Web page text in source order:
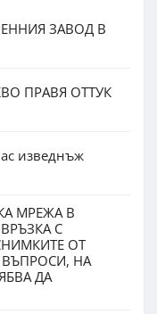
ЗАВОД В
ПРАВЯ ОТТУК
изведнъж
МРЕЖА В
С
ОТ
НА
ДА